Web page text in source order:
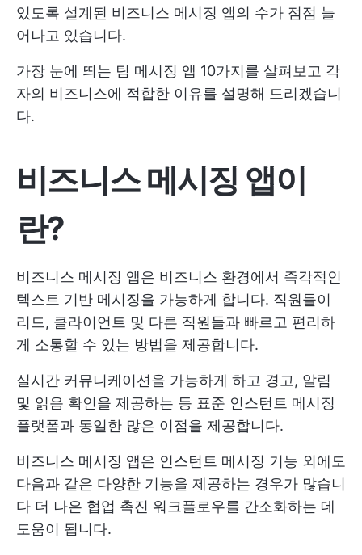
있도록 설계된 비즈니스 메시징 앱의 수가 점점 늘
어나고 있습니다.
가장 눈에 띄는 팀 메시징 앱 10가지를 살펴보고 각
자의 비즈니스에 적합한 이유를 설명해 드리겠습니
다.
비즈니스 메시징 앱이
란?
비즈니스 메시징 앱은 비즈니스 환경에서 즉각적인
텍스트 기반 메시징을 가능하게 합니다. 직원들이
리드, 클라이언트 및 다른 직원들과 빠르고 편리하
게 소통할 수 있는 방법을 제공합니다.
실시간 커뮤니케이션을 가능하게 하고 경고, 알림
및 읽음 확인을 제공하는 등 표준 인스턴트 메시징
플랫폼과 동일한 많은 이점을 제공합니다.
비즈니스 메시징 앱은 인스턴트 메시징 기능 외에도
다음과 같은 다양한 기능을 제공하는 경우가 많습니
다 더 나은 협업 촉진 워크플로우를 간소화하는 데
도움이 됩니다.